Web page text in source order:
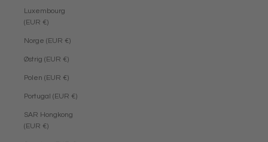
Luxembourg
(EUR €)
Norge (EUR €)
Østrig (EUR €)
Polen (EUR €)
Portugal (EUR €)
SAR Hongkong
(EUR €)